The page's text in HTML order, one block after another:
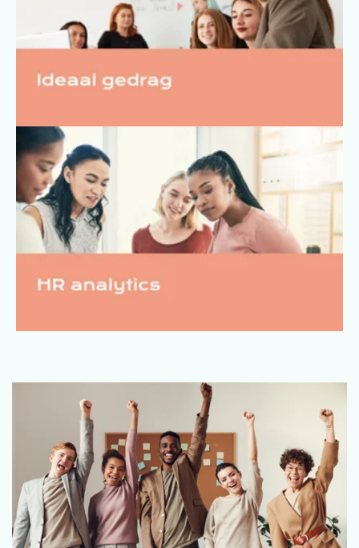
HR analytics